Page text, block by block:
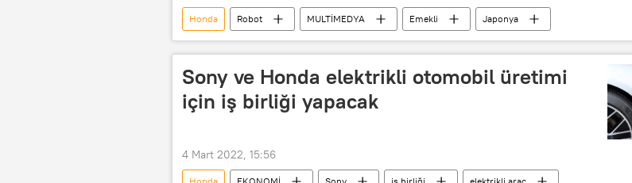
Honda Robot MULTİMEDYA Emekli Japonya
Sony ve Honda elektrikli otomobil üretimi
için iş birliği yapacak
4 Mart 2022, 15:56